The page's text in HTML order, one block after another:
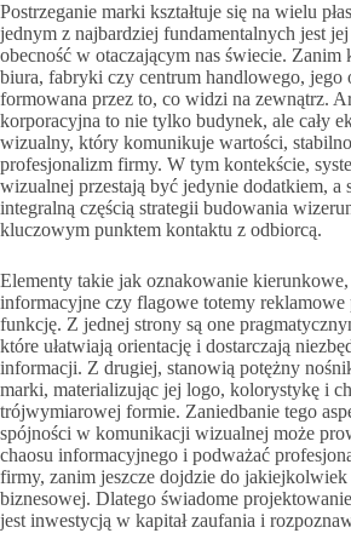
Postrzeganie marki kształtuje się na wielu
jednym z najbardziej fundamentalnych jest
obecność w otaczającym nas świecie.
biura, fabryki czy centrum handlowego, jego
formowana przez to, co widzi na zewnątrz.
korporacyjna to nie tylko budynek, ale cały
wizualny, który komunikuje wartości,
profesjonalizm firmy. W tym kontekście,
wizualnej przestają być jedynie dodatkiem, a
integralną częścią strategii budowania
kluczowym punktem kontaktu z odbiorcą.
Elementy takie jak oznakowanie
informacyjne czy flagowe totemy reklamowe
funkcję. Z jednej strony są one
które ułatwiają orientację i dostarczają
informacji. Z drugiej, stanowią potężny
marki, materializując jej logo, kolorystykę i
trójwymiarowej formie. Zaniedbanie tego
spójności w komunikacji wizualnej może
chaosu informacyjnego i podważać
firmy, zanim jeszcze dojdzie do
biznesowej. Dlatego świadome
jest inwestycją w kapitał zaufania i